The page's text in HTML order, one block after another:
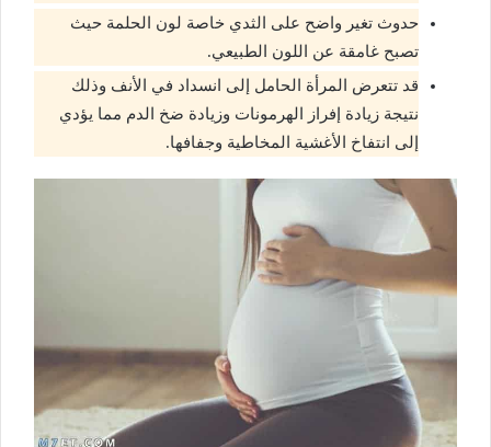
حدوث تغير واضح على الثدي خاصة لون الحلمة حيث
تصبح غامقة عن اللون الطبيعي.
قد تتعرض المرأة الحامل إلى انسداد في الأنف وذلك
نتيجة زيادة إفراز الهرمونات وزيادة ضخ الدم مما يؤدي
إلى انتفاخ الأغشية المخاطية وجفافها.